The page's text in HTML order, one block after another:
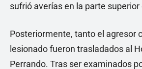
sufrió averías en la parte superior
Posteriormente, tanto el agresor
lesionado fueron trasladados al
Perrando. Tras ser examinados